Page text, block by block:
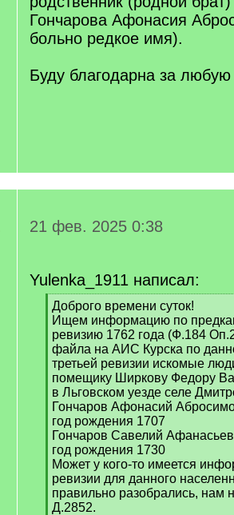
Гончарова Афонасия
больно редкое имя).
Буду благодарна за
21 фев. 2025 0:38
Yulenka_1911 написал:
[
q
]
Доброго времени суток!
Ищем информацию по
ревизию 1762 года (Ф.184
файла на АИС Курска по
третьей ревизии искомые
помещику Ширкову Федору
в Льговском уезде селе
Гончаров Афонасий
год рождения 1707
Гончаров Савелий
год рождения 1730
Может у кого-то имеется
ревизии для данного
правильно разобрались, нам
Д.2852.